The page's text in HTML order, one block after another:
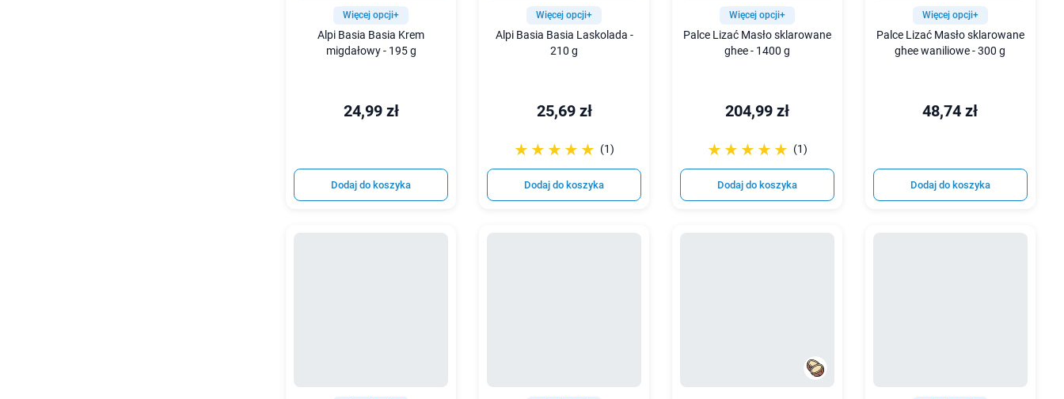
Więcej opcji+
Alpi Basia Basia Krem
migdałowy - 195 g
24,99 zł
Dodaj do koszyka
Więcej opcji+
Alpi Basia Basia Laskolada -
210 g
25,69 zł
☆☆☆☆☆
★★★★★ (1)
Dodaj do koszyka
Więcej opcji+
Palce Lizać Masło sklarowane
ghee - 1400 g
204,99 zł
☆☆☆☆☆
★★★★★ (1)
Dodaj do koszyka
Więcej opcji+
Palce Lizać Masło sklarowane
ghee waniliowe - 300 g
48,74 zł
Dodaj do koszyka